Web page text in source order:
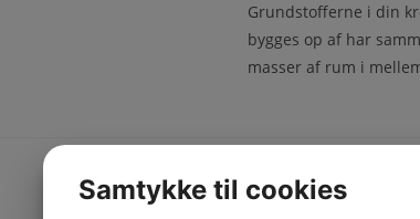
Grundstofferne i din
bygges op af har
masser af rum i
Åndedræt/Heling
Livskrise/Selvaccept
Samtykke til cookies